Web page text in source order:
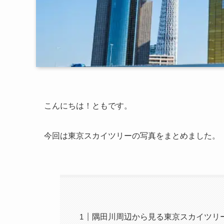
こんにちは！ともです。
今回は東京スカイツリーの写真をまとめました。
隅田川周辺から見る東京スカイツリ